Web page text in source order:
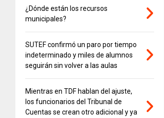
¿Dónde están los recursos
municipales?
SUTEF confirmó un paro por tiempo
indeterminado y miles de alumnos
seguirán sin volver a las aulas
Mientras en TDF hablan del ajuste,
los funcionarios del Tribunal de
Cuentas se crean otro adicional y ya